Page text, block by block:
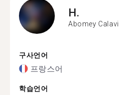
H.
Abomey Calavi
구사언어
프랑스어
학습언어